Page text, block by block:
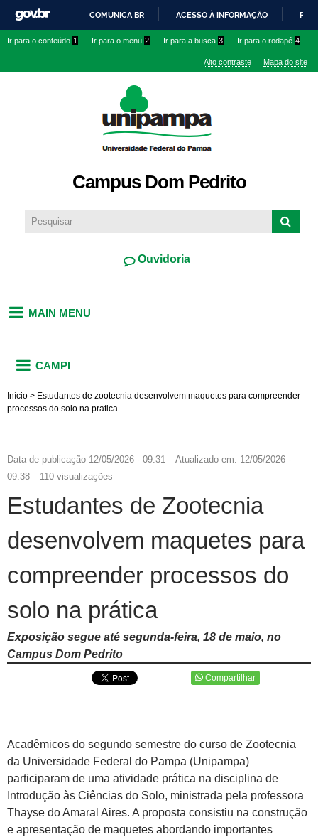
conteúdo
IR
O
COMUNICA BR ACESSO À INFORMAÇÃO
Ir para o conteúdo 1 Ir para o menu 2 Ir para a busca 3 Ir para o rodapé 4
Alto contraste Mapa do site
Campus Dom Pedrito
Ouvidoria
MAIN MENU
CAMPI
Início > Estudantes de zootecnia desenvolvem maquetes para compreender
processos do solo na pratica
Data de publicação 12/05/2026 - 09:31 Atualizado em: 12/05/2026 -
09:38
110 visualizações
Estudantes de Zootecnia
desenvolvem maquetes para
compreender processos do
solo na prática
Exposição segue até segunda-feira, 18 de maio, no
Campus Dom Pedrito
Compartilhar
Acadêmicos do segundo semestre do curso de Zootecnia
da Universidade Federal do Pampa (Unipampa)
participaram de uma atividade prática na disciplina de
Introdução às Ciências do Solo, ministrada pela professora
Thayse do Amaral Aires. A proposta consistiu na construção
e apresentação de maquetes abordando importantes